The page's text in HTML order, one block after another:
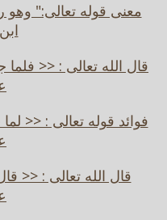
معنى قوله تعالى:"
قال الله تعالى : <<
فوائد قوله تعالى : <<
قال الله تعالى : <<